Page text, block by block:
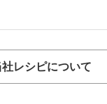
社レシピについて